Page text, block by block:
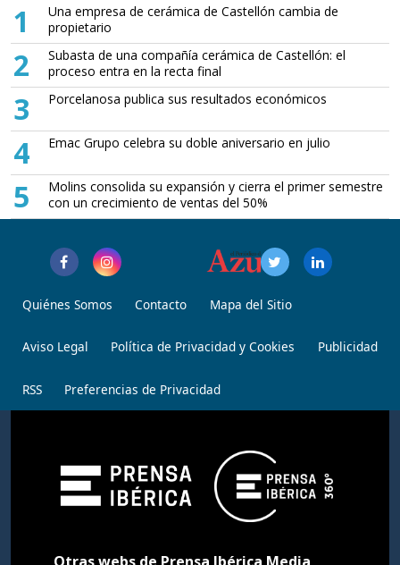
1
Una empresa de cerámica de Castellón cambia de
propietario
2
Subasta de una compañía cerámica de Castellón: el
proceso entra en la recta final
3 Porcelanosa publica sus resultados económicos
4 Emac Grupo celebra su doble aniversario en julio
5
Molins consolida su expansión y cierra el primer semestre
con un crecimiento de ventas del 50%
Quiénes Somos Contacto Mapa del Sitio
Aviso Legal Política de Privacidad y Cookies Publicidad
RSS Preferencias de Privacidad
Otras webs de Prensa Ibérica Media